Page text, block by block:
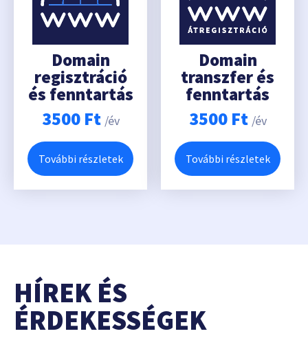
Domain
regisztráció
és fenntartás
3500 Ft /év
További részletek
Domain
transzfer és
fenntartás
3500 Ft /év
További részletek
HÍREK ÉS
ÉRDEKESSÉGEK